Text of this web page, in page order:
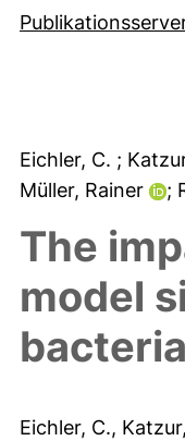
Eichler, C. ;
Müller, Rainer
;
The
model
Eichler, C.,